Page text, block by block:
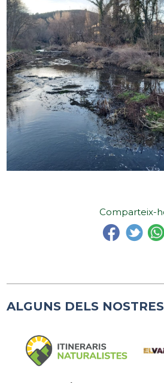
Comparteix-
ALGUNS DELS